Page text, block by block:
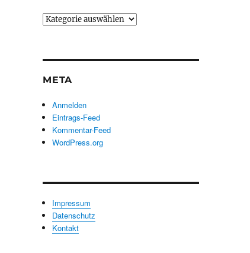
Beiträge
META
Anmelden
Eintrags-Feed
Kommentar-Feed
WordPress.org
Impressum
Datenschutz
Kontakt